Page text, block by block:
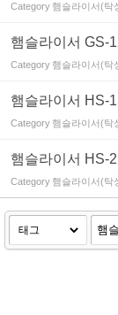
Category 햄슬라이서(탁
햄슬라이서 GS-
Category 햄슬라이서(탁
햄슬라이서 HS-
Category 햄슬라이서(탁
햄슬라이서 HS-
Category 햄슬라이서(탁